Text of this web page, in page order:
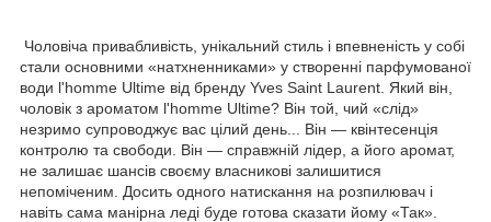
Чоловіча привабливість, унікальний стиль і впевненість у собі
стали основними «натхненниками» у створенні парфумованої
води l'homme Ultime від бренду Yves Saint Laurent. Який він,
чоловік з ароматом l'homme Ultime? Він той, чий «слід»
незримо супроводжує вас цілий день... Він — квінтесенція
контролю та свободи. Він — справжній лідер, а його аромат,
не залишає шансів своєму власникові залишитися
непоміченим. Досить одного натискання на розпилювач і
навіть сама манірна леді буде готова сказати йому «Так».